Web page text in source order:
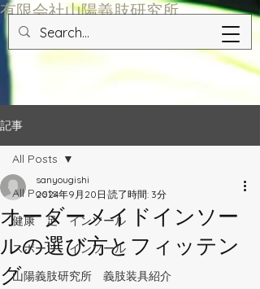
​有限会社山陽義肢研究所
記事
All Posts
健康 足 インソール
スポーツ インソール
山陽義肢研究所 義肢装具紹介
All Posts
オーダーメイドインソー
ルの選び方とフィッテン
グ
sanyougishi
2024年9月20日 読了時間: 3分